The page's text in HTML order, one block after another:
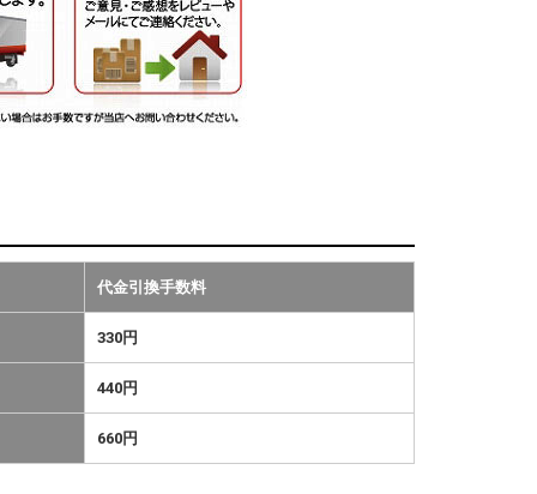
代金引換手数料
330円
440円
660円